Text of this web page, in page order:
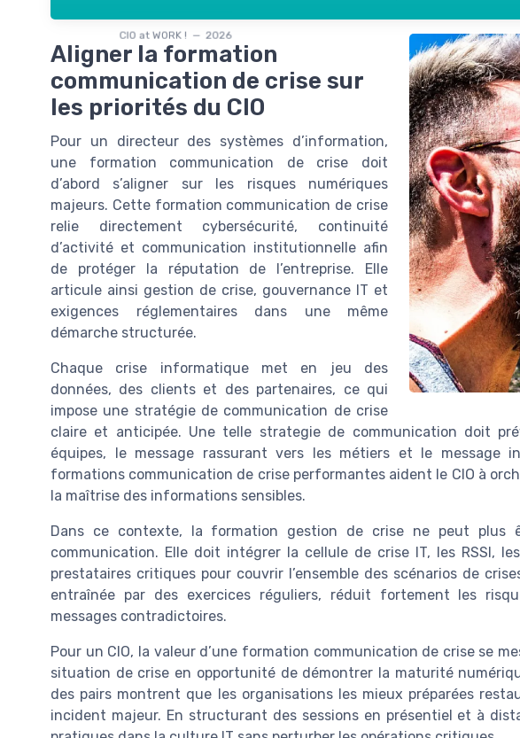
CIO at WORK ! — 2026
Aligner la formation
communication de crise sur
les priorités du CIO
Pour un directeur des systèmes d’information,
une formation communication de crise doit
d’abord s’aligner sur les risques numériques
majeurs. Cette formation communication de crise
relie directement cybersécurité, continuité
d’activité et communication institutionnelle afin
de protéger la réputation de l’entreprise. Elle
articule ainsi gestion de crise, gouvernance IT et
exigences réglementaires dans une même
démarche structurée.
Chaque crise informatique met en jeu des
données, des clients et des partenaires, ce qui
impose une stratégie de communication de crise
claire et anticipée. Une telle strategie de communication doit
équipes, le message rassurant vers les métiers et le message
formations communication de crise performantes aident le CIO à
la maîtrise des informations sensibles.
Dans ce contexte, la formation gestion de crise ne peut plus
communication. Elle doit intégrer la cellule de crise IT, les RSSI,
prestataires critiques pour couvrir l’ensemble des scénarios de
entraînée par des exercices réguliers, réduit fortement les
messages contradictoires.
Pour un CIO, la valeur d’une formation communication de crise se
situation de crise en opportunité de démontrer la maturité
des pairs montrent que les organisations les mieux préparées
incident majeur. En structurant des sessions en présentiel et à